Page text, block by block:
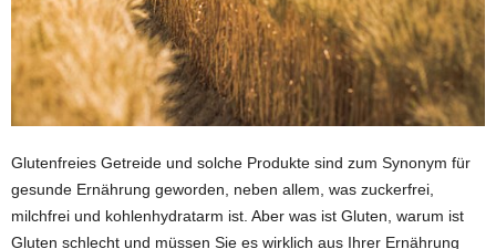
Glutenfreies Getreide und solche Produkte sind zum Synonym für
gesunde Ernährung geworden, neben allem, was zuckerfrei,
milchfrei und kohlenhydratarm ist. Aber was ist Gluten, warum ist
Gluten schlecht und müssen Sie es wirklich aus Ihrer Ernährung